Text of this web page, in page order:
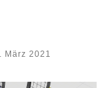
März 2021